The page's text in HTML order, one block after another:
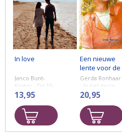
In love
Janco Bunt-
Koster - De 16-
jarige Saar is
heel onzeker
over haar
uiterlijk. Bij de
supermarkt
waar ze een
13,95
Een nieuwe
lente voor de
Duiventil -
deel 6
Gerda Ronhaar
- In het gezin
van de familie
Van
Til heeft
iedereen zo
zijn eigen
moeite om na
20,95